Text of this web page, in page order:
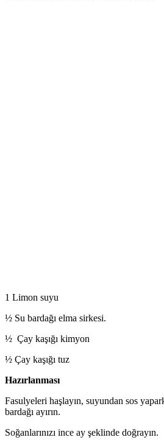
1 Limon suyu
½ Su bardağı elma sirkesi.
½ Çay kaşığı kimyon
½ Çay kaşığı tuz
Hazırlanması
Fasulyeleri haşlayın, suyundan sos
bardağı ayırın.
Soğanlarınızı ince ay şeklinde doğrayın.